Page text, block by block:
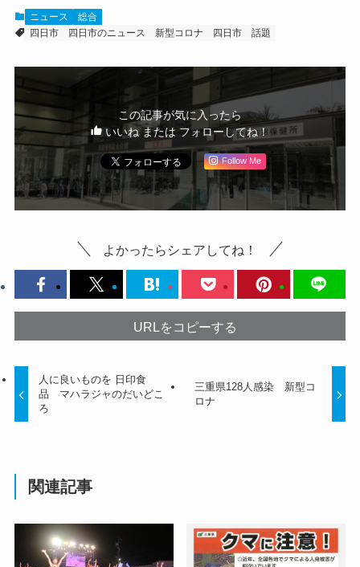
ニュース
総合
四日市
四日市のニュース 新型コロナ 四日市 話題
この記事が気に入ったら
いいね または フォローしてね！
Follow Me
よかったらシェアしてね！
URLをコピーする
人に良いものを 日印食
品 マハラジャのだいどこ
ろ
三重県128人感染 新型コ
ロナ
関連記事